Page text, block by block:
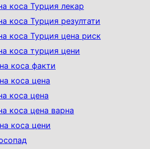
коса Турция лекар
коса Турция резултати
коса Турция цена риск
коса турция цени
коса факти
коса ценa
коса цена
коса цена варна
коса цени